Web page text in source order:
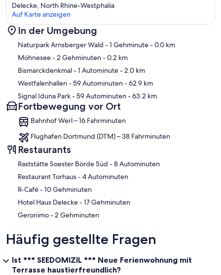
Karte
Delecke, North Rhine-Westphalia
Auf Karte anzeigen
In der Umgebung
Naturpark Arnsberger Wald - 1 Gehminute- 0.0 km
Möhnesee- 2 Gehminuten- 0.2 km
Bismarckdenkmal- 1 Autominute- 2.0 km
Westfalenhallen- 59 Autominuten- 62.9 km
Signal Iduna Park- 59 Autominuten- 63.2 km
Fortbewegung vor Ort
Bahnhof Werl – 16 Fahrminuten
Flughafen Dortmund (DTM) – 38 Fahrminuten
Restaurants
‪Raststätte Soester Börde Süd - ‬8 Autominuten
‪Restaurant Torhaus - ‬4 Autominuten
‪R-Café - ‬10 Gehminuten
‪Hotel Haus Delecke - ‬17 Gehminuten
‪Geronimo - ‬2 Gehminuten
Häufig gestellte Fragen
Ist *** SEEDOMIZIL *** Neue Ferienwohnung mit
Terrasse haustierfreundlich?